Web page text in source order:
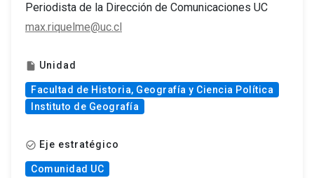
Periodista de la Dirección de Comunicaciones UC
max.riquelme@uc.cl
insert_drive_file Unidad
Facultad de Historia, Geografía y Ciencia Política
Instituto de Geografía
check_circle_outline Eje estratégico
Comunidad UC